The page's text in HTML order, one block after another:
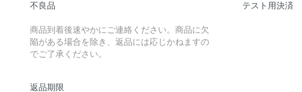
不良品
商品到着後速やかにご連絡ください。商品に欠
陥がある場合を除き、返品には応じかねますの
でご了承ください。
返品期限
テスト用決済